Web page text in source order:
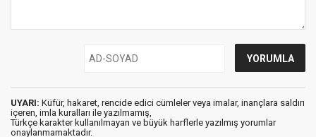
UYARI: Küfür, hakaret, rencide edici cümleler veya imalar, inançlara saldırı
içeren, imla kuralları ile yazılmamış,
Türkçe karakter kullanılmayan ve büyük harflerle yazılmış yorumlar
onaylanmamaktadır.